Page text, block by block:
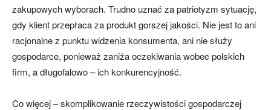
zakupowych wyborach. Trudno uznać za patriotyzm sytuację,
gdy klient przepłaca za produkt gorszej jakości. Nie jest to ani
racjonalne z punktu widzenia konsumenta, ani nie służy
gospodarce, ponieważ zaniża oczekiwania wobec polskich
firm, a długofalowo – ich konkurencyjność.
Co więcej – skomplikowanie rzeczywistości gospodarczej